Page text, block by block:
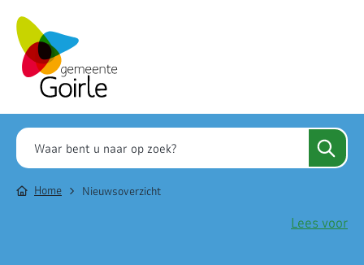
Home Nieuwsoverzicht
Lees voor